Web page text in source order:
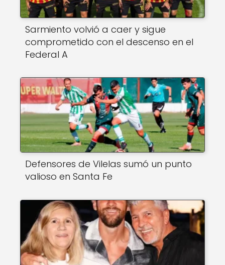
Sarmiento volvió a caer y sigue
comprometido con el descenso en el
Federal A
Defensores de Vilelas sumó un punto
valioso en Santa Fe